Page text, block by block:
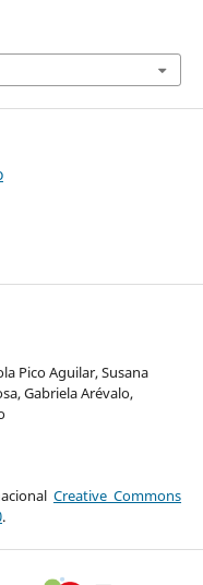
Pico Aguilar, Susana
Gabriela Arévalo,
Creative Commons
.